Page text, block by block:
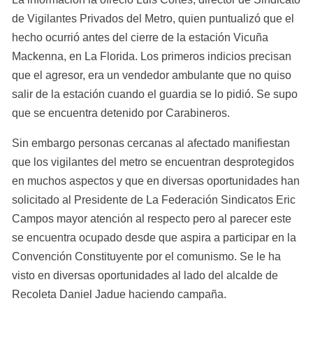
de Vigilantes Privados del Metro, quien puntualizó que el
hecho ocurrió antes del cierre de la estación Vicuña
Mackenna, en La Florida. Los primeros indicios precisan
que el agresor, era un vendedor ambulante que no quiso
salir de la estación cuando el guardia se lo pidió. Se supo
que se encuentra detenido por Carabineros.
Sin embargo personas cercanas al afectado manifiestan
que los vigilantes del metro se encuentran desprotegidos
en muchos aspectos y que en diversas oportunidades han
solicitado al Presidente de La Federación Sindicatos Eric
Campos mayor atención al respecto pero al parecer este
se encuentra ocupado desde que aspira a participar en la
Convención Constituyente por el comunismo. Se le ha
visto en diversas oportunidades al lado del alcalde de
Recoleta Daniel Jadue haciendo campaña.